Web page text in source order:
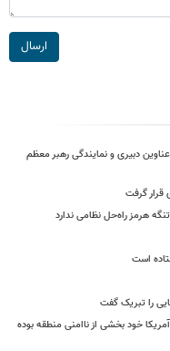
ارسال
دبیری و نمایندگی رهبر معظم
قرار گرفت
هرمز راه‌حل نظامی ندارد
است
را تبریک گفت
خود بخشی از ناامنی منطقه بوده